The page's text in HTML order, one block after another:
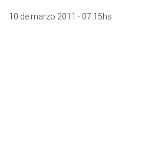
10 de marzo 2011 - 07:15hs